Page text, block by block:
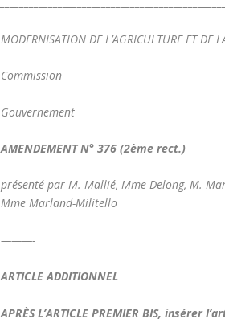
MODERNISATION DE L’AGRICULTURE ET DE
Commission
Gouvernement
AMENDEMENTN° 376 (2ème rect.)
présenté par M. Mallié, Mme Delong, M.
Mme Marland-Militello
———-
ARTICLE ADDITIONNEL
APRÈS L’ARTICLE PREMIER BIS, insérer